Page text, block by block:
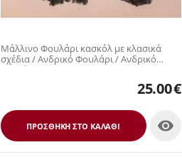
Μάλλινο Φουλάρι κασκόλ με κλασικά
σχέδια / Ανδρικό Φουλάρι / Ανδρικό
κασκόλ
25.00€
ΠΡΟΣΘΉΚΗ ΣΤΟ ΚΑΛΆΘΙ 